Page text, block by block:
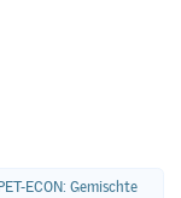
ECON: Gemischte